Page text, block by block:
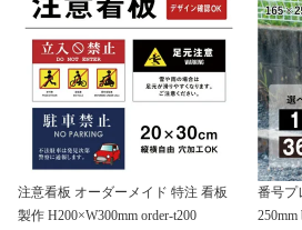
注意看板 オーダーメイド 特注 看板
製作 H200×W300mm order-t200
番号プ
250mm